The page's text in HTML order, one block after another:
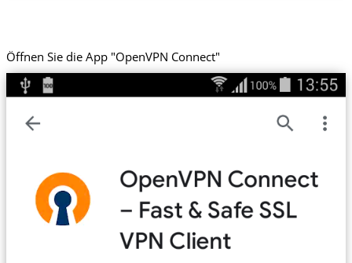
Öffnen Sie die App "OpenVPN Connect"